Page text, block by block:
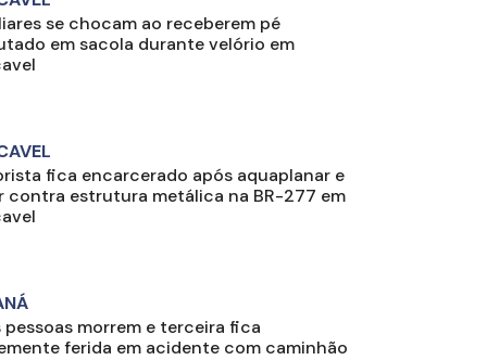
se chocam ao receberem pé
em sacola durante velório em
fica encarcerado após aquaplanar e
contra estrutura metálica na BR-277 em
pessoas morrem e terceira fica
ferida em acidente com caminhão